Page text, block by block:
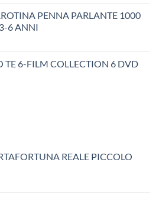
is:
$25.99.
PENNA PARLANTE 1000
6 ANNI
TE 6-FILM COLLECTION 6 DVD
REALE PICCOLO